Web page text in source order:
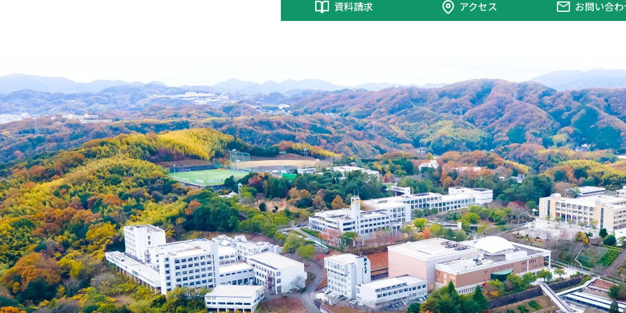
資料請求 アクセス お問い合